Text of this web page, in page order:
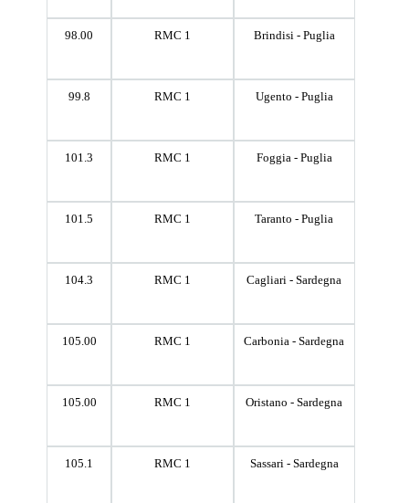
98.00 RMC 1 Brindisi - Puglia
99.8 RMC 1 Ugento - Puglia
101.3 RMC 1 Foggia - Puglia
101.5 RMC 1 Taranto - Puglia
104.3 RMC 1 Cagliari - Sardegna
105.00 RMC 1 Carbonia - Sardegna
105.00 RMC 1 Oristano - Sardegna
105.1 RMC 1 Sassari - Sardegna